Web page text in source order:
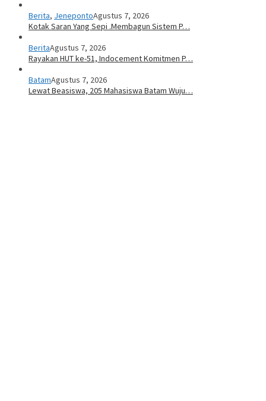
Berita, JenepontoAgustus 7, 2026
Kotak Saran Yang Sepi .Membagun Sistem P…
BeritaAgustus 7, 2026
Rayakan HUT ke-51, Indocement Komitmen P…
BatamAgustus 7, 2026
Lewat Beasiswa, 205 Mahasiswa Batam Wuju…